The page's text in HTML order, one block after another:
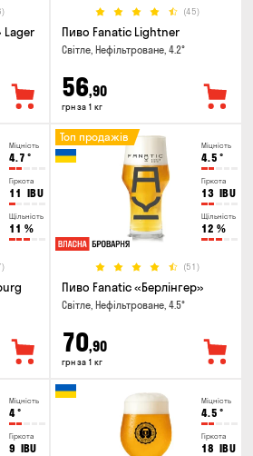
Lager
(45)
Пиво Fanatic Lightner
Світле, Нефільтроване, 4.2°
56,90
грн за 1 кг
Міцність
4.7 °
Гіркота
11 IBU
Щільність
11 %
Міцність
4.5 °
Гіркота
13 IBU
Щільність
12 %
(51)
Топ продажів
Пиво Fanatic «Берлінгер»
Світле, Нефільтроване, 4.5°
70,90
грн за 1 кг
Міцність
4°
Гіркота
9 IBU
Міцність
4.5 °
Гіркота
18 IBU